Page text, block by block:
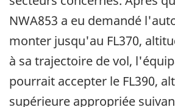
NWA853 a eu demandé
monter jusqu'au FL370,
à sa trajectoire de vol,
pourrait accepter le FL390,
supérieure appropriée